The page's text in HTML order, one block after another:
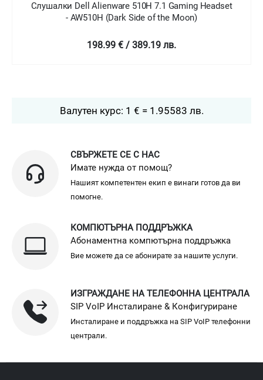
Слушалки Dell Alienware 510H 7.1 Gaming Headset
- AW510H (Dark Side of the Moon)
198.99 € / 389.19 лв.
Валутен курс: 1 € = 1.95583 лв.
СВЪРЖЕТЕ СЕ С НАС
Имате нужда от помощ?
Нашият компетентен екип е винаги готов да ви
помогне.
КОМПЮТЪРНА ПОДДРЪЖКА
Абонаментна компютърна поддръжка
Вие можете да се абонирате за нашите услуги.
ИЗГРАЖДАНЕ НА ТЕЛЕФОННА ЦЕНТРАЛА
SIP VoIP Инсталиране & Конфигуриране
Инсталиране и поддръжка на SIP VoIP телефонни
централи.